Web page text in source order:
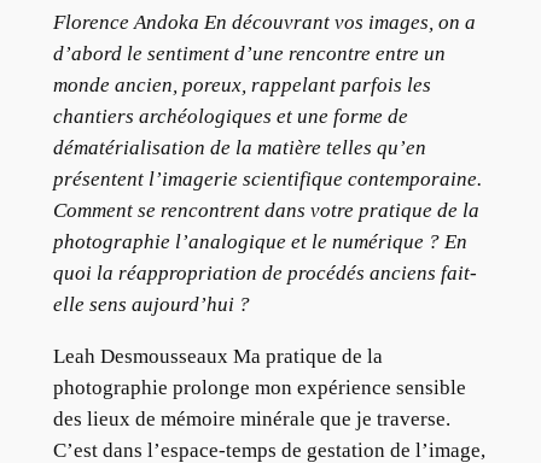
Florence Andoka En découvrant vos images, on a
d’abord le sentiment d’une rencontre entre un
monde ancien, poreux, rappelant parfois les
chantiers archéologiques et une forme de
dématérialisation de la matière telles qu’en
présentent l’imagerie scientifique contemporaine.
Comment se rencontrent dans votre pratique de la
photographie l’analogique et le numérique ? En
quoi la réappropriation de procédés anciens fait-
elle sens aujourd’hui ?
Leah Desmousseaux Ma pratique de la
photographie prolonge mon expérience sensible
des lieux de mémoire minérale que je traverse.
C’est dans l’espace-temps de gestation de l’image,